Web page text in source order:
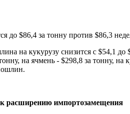
$86,4 за тонну против $86,3
на кукурузу снизится с
на ячмень - $298,8 за тонну,
расширению импортозамещения